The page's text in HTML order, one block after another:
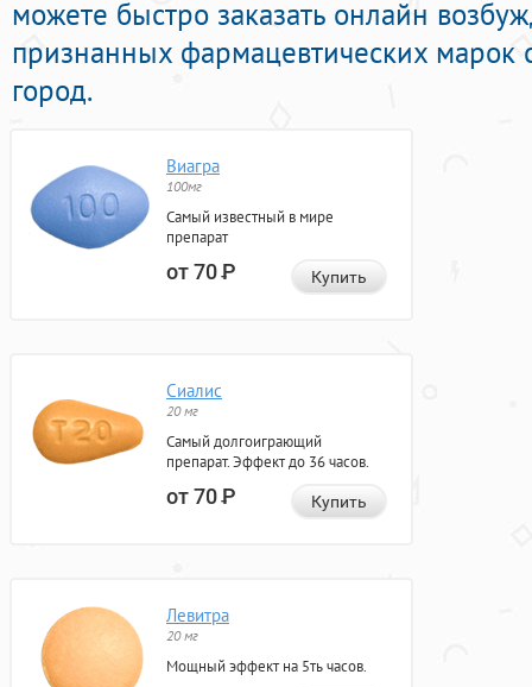
можете быстро заказать онлайн
признанных фармацевтических марок
город.
Виагра
100мг
Самый известный в мире
препарат
от 70Р Купить
Сиалис
20 мг
Самый долгоиграющий
препарат. Эффект до 36 часов.
от 70Р Купить
Левитра
20 мг
Мощный эффект на 5ть часов.